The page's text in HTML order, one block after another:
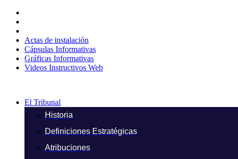
contenido
Actas de instalación
Cápsulas Informativas
Gráficas Informativas
Videos Instructivos Web
El Tribunal
Historia
Definiciones Estratégicas
Atribuciones